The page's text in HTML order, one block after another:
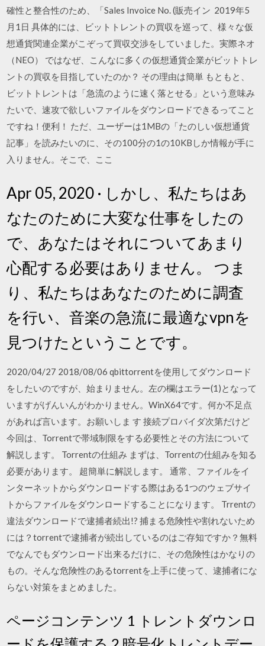
確性と整合性のため、「Sales Invoice No. (販売イン 2019年5
月1日 具体的には、ビットトレントの買収を巡って、様々な仮
想通貨関連企業がこぞって買収交渉をしていました。実際ネオ
（NEO） ではなぜ、こんなに多くの仮想通貨企業がビットトレ
ントの買収を目指していたのか？ その理由は簡単 もともと、
ビットトレントは「急流のように速く落とせる」という意味み
たいで、速攻で欲しいファイルをダウンロードできるってこと
ですね！便利！ ただ、ユーザーは1MBの「たのしい仮想通貨
記事」を読みたいのに、その100分の1の10KBしか情報が手に
入りません。そこで、ここ
Apr 05, 2020 · しかし、私たちはあ
なたのために大変な仕事をしたの
で、あなたはそれについてあまり
心配する必要はありません。 つま
り、私たちはあなたのために調査
を行い、音楽の急流に最適なvpnを
見つけたということです。
2020/04/27 2018/08/06 qbittorrentを使用してダウンロード
をしたいのですが、始まりません。左の欄はエラー(1)となって
いますがげんいんがわかりません。WinX64です。何か不足点
があれば言います。お願いしま す 接続プロバイダ次第だけど
今回は、Torrentで帯域制限をする必要性とその方法について
解説します。 Torrentの仕組み まずは、Torrentの仕組みを知る
必要があります。 超簡単に解説します。 通常、ファイルをイ
ンターネットからダウンロードする際はある1つのウェブサイ
トからファイルをダウンロードすることになります。 Trrentの
違法ダウンロードで逮捕者続出!? 捕まる危険性や割れないため
には？torrentで逮捕者が続出しているのはご存知ですか？無料
でなんでもダウンロード出来るだけに、その危険性はかなりの
もの。そんな危険性のあるtorrentを上手に使って、逮捕者にな
らない対策をまとめました。
ページコンテンツ 1 トレントダウンロ